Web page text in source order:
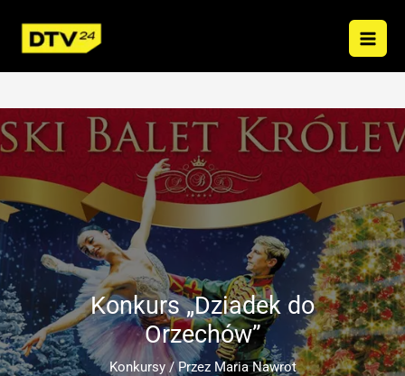
treści
Konkurs „Dziadek do
Orzechów”
Konkursy/ Przez Maria Nawrot